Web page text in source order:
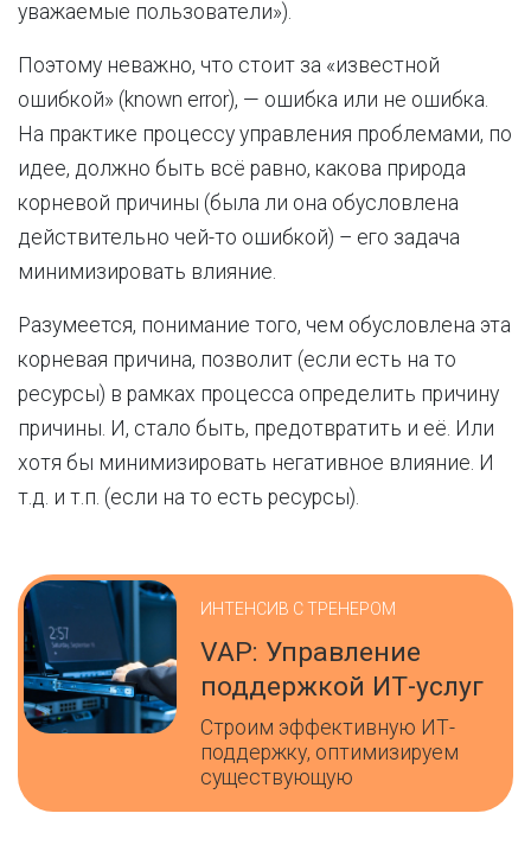
уважаемые пользователи»).
Поэтому неважно, что стоит за «известной
ошибкой» (known error), — ошибка или не ошибка.
На практике процессу управления проблемами, по
идее, должно быть всё равно, какова природа
корневой причины (была ли она обусловлена
действительно чей-то ошибкой) – его задача
минимизировать влияние.
Разумеется, понимание того, чем обусловлена эта
корневая причина, позволит (если есть на то
ресурсы) в рамках процесса определить причину
причины. И, стало быть, предотвратить и её. Или
хотя бы минимизировать негативное влияние. И
т.д. и т.п. (если на то есть ресурсы).
ИНТЕНСИВ С ТРЕНЕРОМ
VAP: Управление
поддержкой ИТ-услуг
Строим эффективную ИТ-
поддержку, оптимизируем
существующую